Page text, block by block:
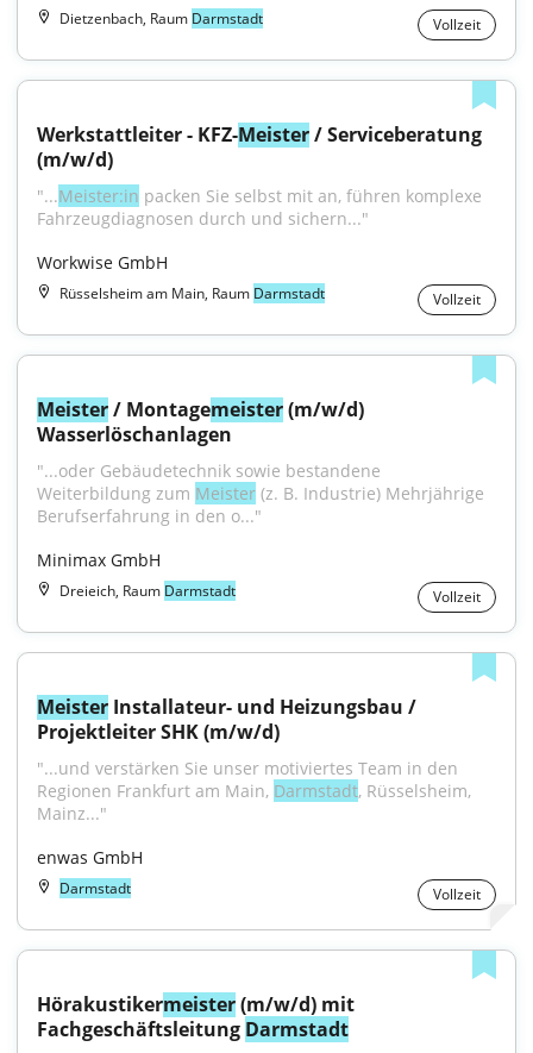
Dietzenbach, Raum Darmstadt Vollzeit
Werkstattleiter - KFZ-Meister / Serviceberatung
(m/w/d)
"...Meister:in packen Sie selbst mit an, führen komplexe
Fahrzeugdiagnosen durch und sichern..."
Workwise GmbH
Rüsselsheim am Main, Raum Darmstadt Vollzeit
Meister / Montagemeister (m/w/d)
Wasserlöschanlagen
"...oder Gebäudetechnik sowie bestandene
Weiterbildung zum Meister (z. B. Industrie) Mehrjährige
Berufserfahrung in den o..."
Minimax GmbH
Dreieich, Raum Darmstadt Vollzeit
Meister Installateur- und Heizungsbau /
Projektleiter SHK (m/w/d)
"...und verstärken Sie unser motiviertes Team in den
Regionen Frankfurt am Main, Darmstadt, Rüsselsheim,
Mainz..."
enwas GmbH
Darmstadt Vollzeit
Hörakustikermeister (m/w/d) mit
Fachgeschäftsleitung Darmstadt